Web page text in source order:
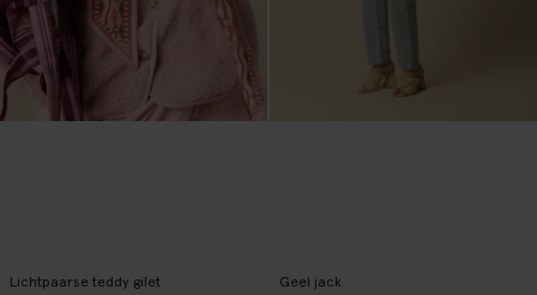
Lichtpaarse teddy gilet
Geel jack